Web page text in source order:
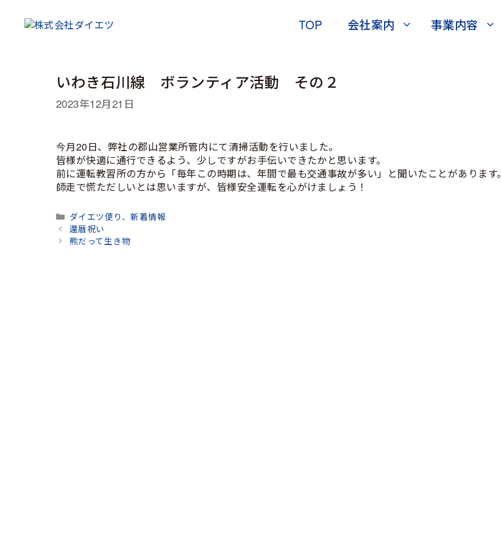
TOP 会社案内 事業内容
いわき石川線 ボランティア活動 その２
2023年12月21日
今月20日、弊社の郡山営業所管内にて清掃活動を行いました。
皆様が快適に通行できるよう、少しですがお手伝いできたかと思います。
前に運転教習所の方から「毎年この時期は、年間で最も交通事故が多い」と聞いたことがあります。
師走で慌ただしいとは思いますが、皆様安全運転を心がけましょう！
カ
テ
ゴ
ダイエツ便り 、新着情報
還暦祝い
熊だって生き物